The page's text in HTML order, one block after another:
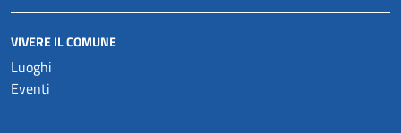
VIVERE IL COMUNE
Luoghi
Eventi